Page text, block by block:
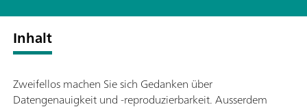
Inhalt
Zweifellos machen Sie sich Gedanken über
Datengenauigkeit und -reproduzierbarkeit. Ausserdem